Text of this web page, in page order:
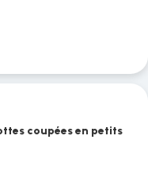
coupées en petits